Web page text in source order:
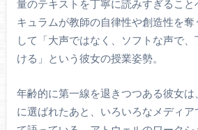
量のテキストを丁寧に読みすぎること
キュラムが教師の自律性や創造性を
して「大声ではなく、ソフトな声で
ける」という彼女の授業姿勢。
年齢的に第一線を退きつつある彼女は
に選ばれたあと、いろいろなメディ